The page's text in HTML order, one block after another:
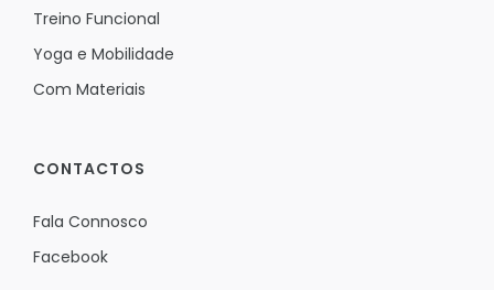
Treino Funcional
Yoga e Mobilidade
Com Materiais
CONTACTOS
Fala Connosco
Facebook